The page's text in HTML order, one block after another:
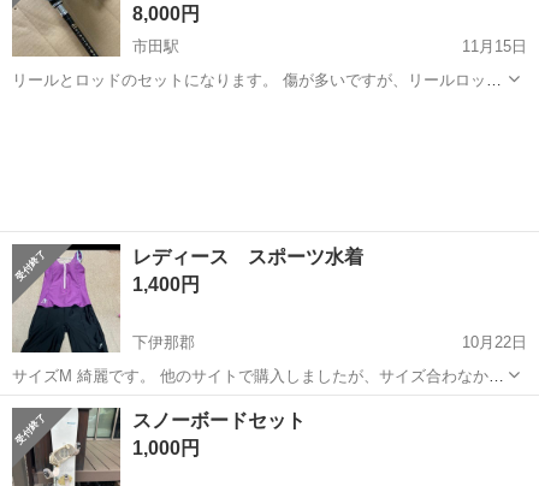
8,000円
市田駅
11月15日
リールとロッドのセットになります。 傷が多いですが、リールロッド
レディース スポーツ水着
1,400円
下伊那郡
10月22日
サイズM 綺麗です。 他のサイトで購入しましたが、サイズ合わなかっ
たため。
長野 下伊那郡 スノーボード
スノーボードセット
1,000円